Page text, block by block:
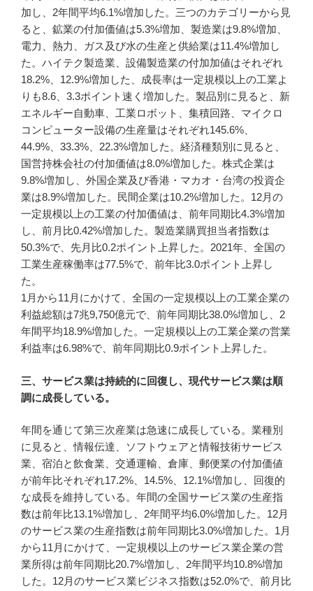
加し、2年間平均6.1%増加した。三つのカテゴリーから見
ると、鉱業の付加価値は5.3%増加、製造業は9.8%増加、
電力、熱力、ガス及び水の生産と供給業は11.4%増加し
た。ハイテク製造業、設備製造業の付加加値はそれぞれ
18.2%、12.9%増加した、成長率は一定規模以上の工業よ
りも8.6、3.3ポイント速く増加した。製品別に見ると、新
エネルギー自動車、工業ロボット、集積回路、マイクロ
コンピューター設備の生産量はそれぞれ145.6%、
44.9%、33.3%、22.3%増加した。経済種類別に見ると、
国営持株会社の付加価値は8.0%増加した。株式企業は
9.8%増加し、外国企業及び香港・マカオ・台湾の投資企
業は8.9%増加した。民間企業は10.2%増加した。12月の
一定規模以上の工業の付加価値は、前年同期比4.3%増加
し、前月比0.42%増加した。製造業購買担当者指数は
50.3%で、先月比0.2ポイント上昇した。2021年、全国の
工業生産稼働率は77.5%で、前年比3.0ポイント上昇し
た。
1月から11月にかけて、全国の一定規模以上の工業企業の
利益総額は7兆9,750億元で、前年同期比38.0%増加し、2
年間平均18.9%増加した。一定規模以上の工業企業の営業
利益率は6.98%で、前年同期比0.9ポイント上昇した。
三、サービス業は持続的に回復し、現代サービス業は順
調に成長している。
年間を通じて第三次産業は急速に成長している。業種別
に見ると、情報伝達、ソフトウェアと情報技術サービス
業、宿泊と飲食業、交通運輸、倉庫、郵便業の付加価値
が前年比それぞれ17.2%、14.5%、12.1%増加し、回復的
な成長を維持している。年間の全国サービス業の生産指
数は前年比13.1%増加し、2年間平均6.0%増加した。12月
のサービス業の生産指数は前年同期比3.0%増加した。1月
から11月にかけて、一定規模以上のサービス業企業の営
業所得は前年同期比20.7%増加し、2年間平均10.8%増加
した。12月のサービス業ビジネス指数は52.0%で、前月比